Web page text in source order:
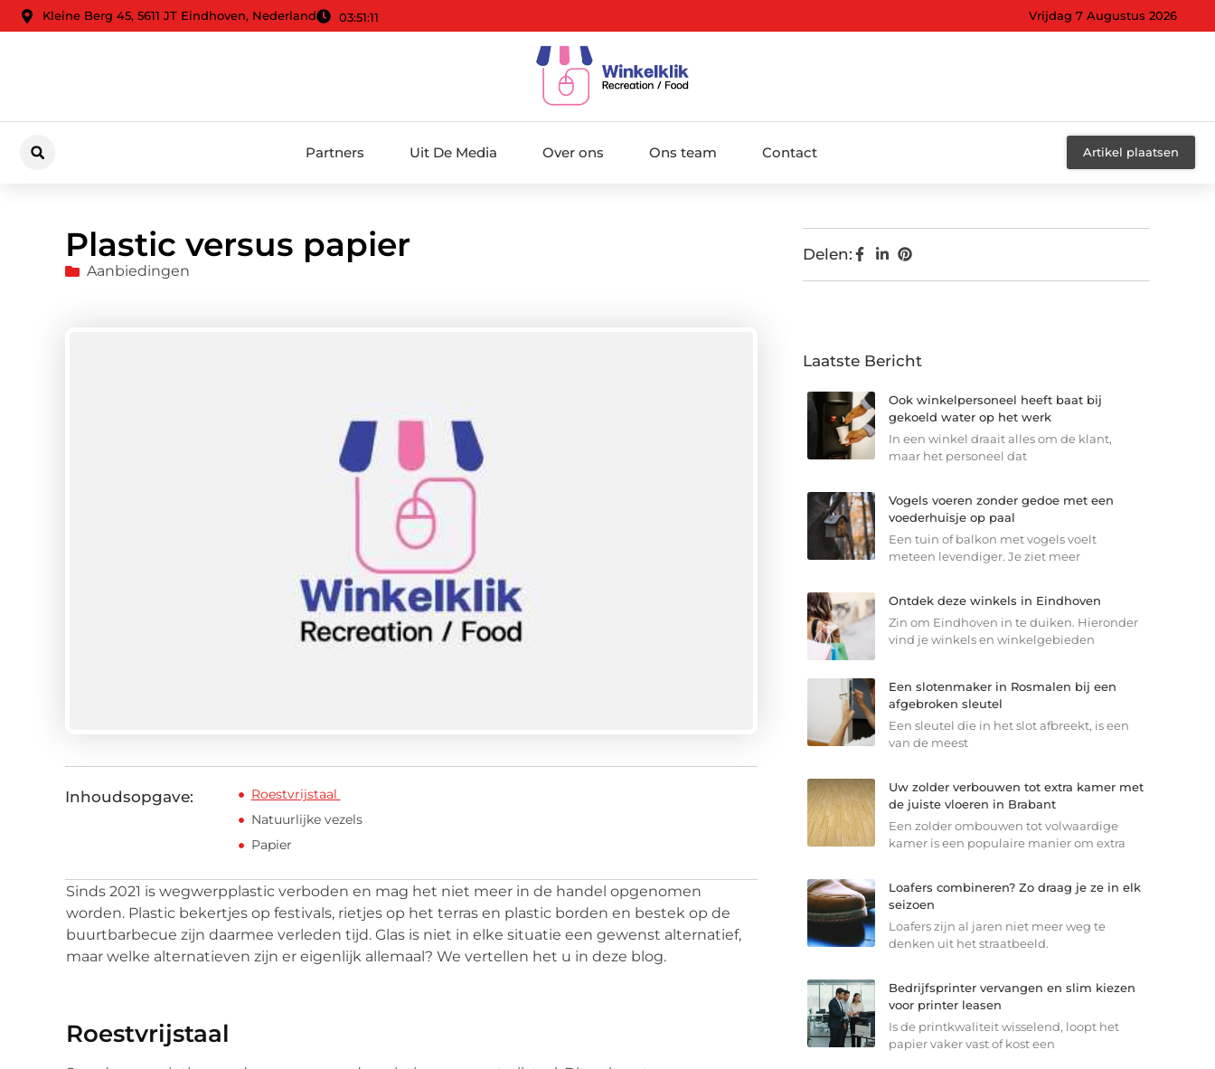
Kleine Berg 45, 5611 JT Eindhoven, Nederland 03:51:13 Vrijdag 7 Augustus 2026
Partners Uit De Media Over ons Ons team Contact Artikel plaatsen
Plastic versus papier
Aanbiedingen
Inhoudsopgave:
Roestvrijstaal
Natuurlijke vezels
Papier
Sinds 2021 is wegwerpplastic verboden en mag het niet meer in de handel opgenomen
worden. Plastic bekertjes op festivals, rietjes op het terras en plastic borden en bestek op de
buurtbarbecue zijn daarmee verleden tijd. Glas is niet in elke situatie een gewenst alternatief,
maar welke alternatieven zijn er eigenlijk allemaal? We vertellen het u in deze blog.
Roestvrijstaal
Delen:
Laatste Bericht
Ook winkelpersoneel heeft baat bij
gekoeld water op het werk
In een winkel draait alles om de klant,
maar het personeel dat
Vogels voeren zonder gedoe met een
voederhuisje op paal
Een tuin of balkon met vogels voelt
meteen levendiger. Je ziet meer
Ontdek deze winkels in Eindhoven
Zin om Eindhoven in te duiken. Hieronder
vind je winkels en winkelgebieden
Een slotenmaker in Rosmalen bij een
afgebroken sleutel
Een sleutel die in het slot afbreekt, is een
van de meest
Uw zolder verbouwen tot extra kamer met
de juiste vloeren in Brabant
Een zolder ombouwen tot volwaardige
kamer is een populaire manier om extra
Loafers combineren? Zo draag je ze in elk
seizoen
Loafers zijn al jaren niet meer weg te
denken uit het straatbeeld.
Bedrijfsprinter vervangen en slim kiezen
voor printer leasen
Is de printkwaliteit wisselend, loopt het
papier vaker vast of kost een